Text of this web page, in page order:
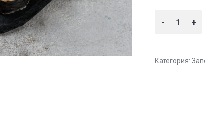
- +
Категория: